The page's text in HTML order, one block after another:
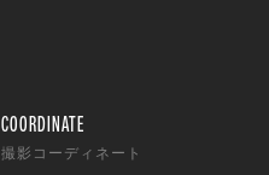
COORDINATE
撮影コーディネート